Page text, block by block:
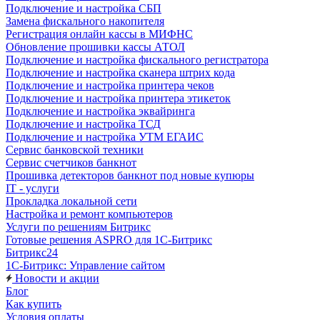
Подключение и настройка СБП
Замена фискального накопителя
Регистрация онлайн кассы в МИФНС
Обновление прошивки кассы АТОЛ
Подключение и настройка фискального регистратора
Подключение и настройка сканера штрих кода
Подключение и настройка принтера чеков
Подключение и настройка принтера этикеток
Подключение и настройка эквайринга
Подключение и настройка ТСД
Подключение и настройка УТМ ЕГАИС
Сервис банковской техники
Сервис счетчиков банкнот
Прошивка детекторов банкнот под новые купюры
IT - услуги
Прокладка локальной сети
Настройка и ремонт компьютеров
Услуги по решениям Битрикс
Готовые решения ASPRO для 1С-Битрикс
Битрикс24
1С-Битрикс: Управление сайтом
Новости и акции
Блог
Как купить
Условия оплаты